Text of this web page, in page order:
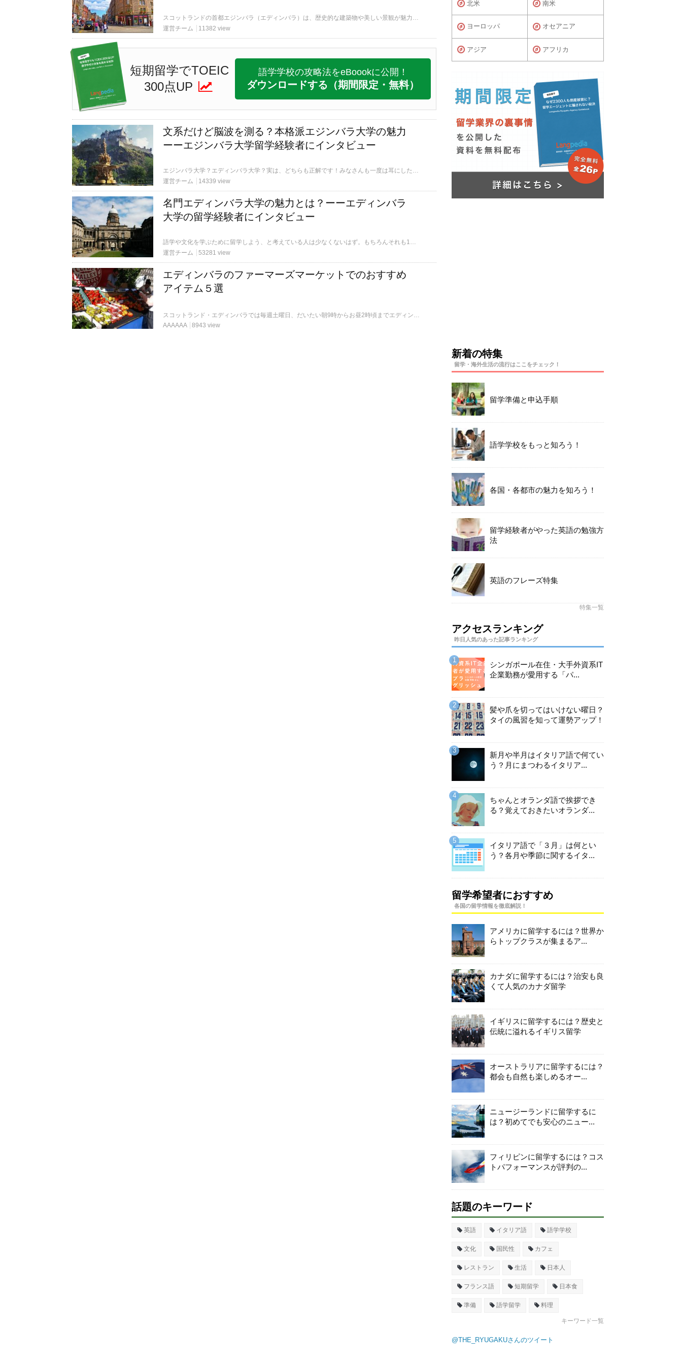
スコットランドの首都エジンバラ（エディンバラ）は、歴史的な建築物や美しい景観が魅力の世界遺産都市です。実はイギリス国内でロンドンの次に人気の観光地。そんなエジンバラで留学すると、どんな生活が送れるのでしょうか？
運営チーム
11382 view
短期留学でTOEIC
300点UP
語学学校の攻略法をeBoookに公開！
ダウンロードする （期間限定・無料）
文系だけど脳波を測る？本格派エジンバラ大学の魅力
ーーエジンバラ大学留学経験者にインタビュー
エジンバラ大学？エディンバラ大学？実は、どちらも正解です！みなさんも一度は耳にしたことがあるであろうこの大学。世界ランキングで常に上位に君臨する、イギリススコットランドの名門大学です。今回はそんなエジンバラで4年間の留学を経験した女性に、長期留学だからこそ分かったエジンバラ大学の魅力をお聞きしました。
運営チーム
14339 view
名門エディンバラ大学の魅力とは？ーーエディンバラ
大学の留学経験者にインタビュー
語学や文化を学ぶために留学しよう、と考えている人は少なくないはず。もちろんそれも1つの考え方。しかし、明確な目標を決めてから留学をすると、もっと濃い留学生活を送れるかもしれません。今回は、自分の研究の資料を求めて留学を決めた方にインタビューしてきました！なんとなく留学しようかな…と考えている方に是非読んでいただきたい内容になっています。
運営チーム
53281 view
エディンバラのファーマーズマーケットでのおすすめ
アイテム５選
スコットランド・エディンバラでは毎週土曜日、だいたい朝9時からお昼2時頃までエディンバラの中心部から歩いて行ける、Castle Terraceにて地元の新鮮な食材が揃うファーマーズマーケットが開かれています。今回はそこで買えるもののおすすめを紹介します。
AAAAAA
8943 view
北米 南米
ヨーロッパ オセアニア
アジア アフリカ
新着の特集
留学・海外生活の流行はここをチェック！
留学準備と申込手順
語学学校をもっと知ろう！
各国・各都市の魅力を知ろう！
留学経験者がやった英語の勉強方
法
英語のフレーズ特集
特集一覧
アクセスランキング
昨日人気のあった記事ランキング
シンガポール在住・大手外資系IT
企業勤務が愛用する「パ...
髪や爪を切ってはいけない曜日？
タイの風習を知って運勢アップ！
新月や半月はイタリア語で何てい
う？月にまつわるイタリア...
ちゃんとオランダ語で挨拶でき
る？覚えておきたいオランダ...
イタリア語で「３月」は何とい
う？各月や季節に関するイタ...
留学希望者におすすめ
各国の留学情報を徹底解説！
アメリカに留学するには？世界か
らトップクラスが集まるア...
カナダに留学するには？治安も良
くて人気のカナダ留学
イギリスに留学するには？歴史と
伝統に溢れるイギリス留学
オーストラリアに留学するには？
都会も自然も楽しめるオー...
ニュージーランドに留学するに
は？初めてでも安心のニュー...
フィリピンに留学するには？コス
トパフォーマンスが評判の...
話題のキーワード
英語 イタリア語 語学学校
文化 国民性 カフェ
レストラン 生活 日本人
フランス語 短期留学 日本食
準備 語学留学 料理
キーワード一覧
@THE_RYUGAKUさんのツイート